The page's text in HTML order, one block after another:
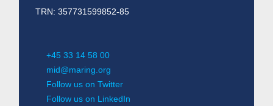
TRN: 357731599852-85
+45 33 14 58 00
mid@maring.org
Follow us on Twitter
Follow us on LinkedIn